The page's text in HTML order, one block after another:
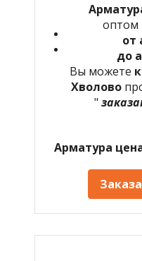
оптом
от
до
Вы можете
Хволово
"
Арматура